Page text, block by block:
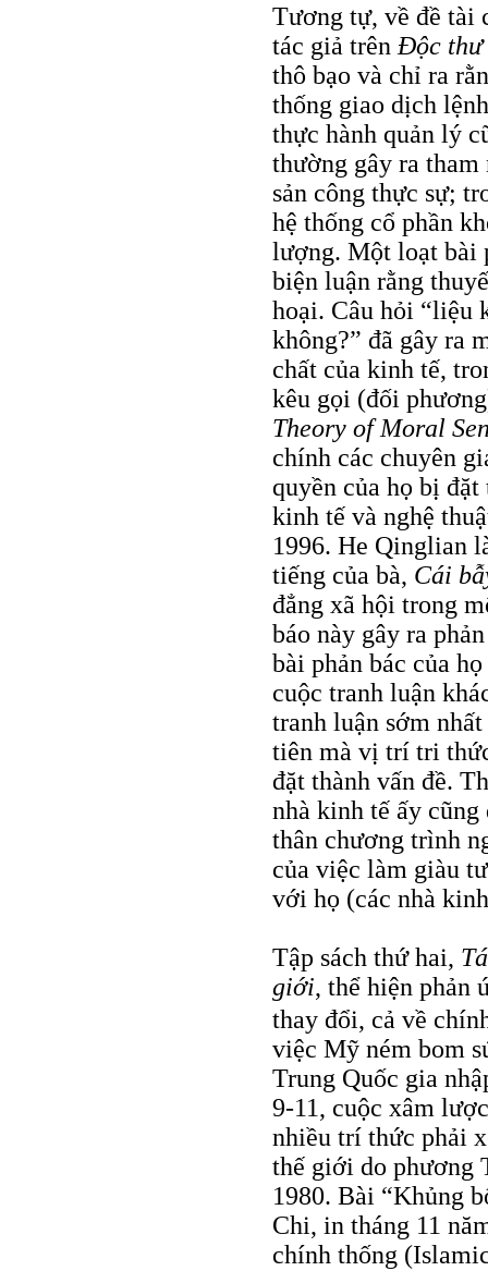
Tương tự, về đề tài
tác giả trên Ðộc thư
thô bạo và chỉ ra
thống giao dịch
thực hành quản lý
thường gây ra tham
sản công thực sự;
hệ thống cổ phần
lượng. Một loạt bài
biện luận rằng
hoại. Câu hỏi “liệu
không?” đã gây ra
chất của kinh tế,
kêu gọi (đối
Theory of Moral
chính các chuyên
quyền của họ bị
kinh tế và nghệ
1996. He Qinglian
tiếng của bà, Cái
đẳng xã hội trong
báo này gây ra
bài phản bác của
cuộc tranh luận
tranh luận sớm
tiên mà vị trí tri
đặt thành vấn đề.
nhà kinh tế ấy cũng
thân chương trình
của việc làm giàu
với họ (các nhà
Tập sách thứ hai,
giới, thể hiện phản
thay đổi, cả về
việc Mỹ ném bom
Trung Quốc gia
9-11, cuộc xâm
nhiều trí thức phải
thế giới do phương
1980. Bài “Khủng
Chi, in tháng 11
chính thống